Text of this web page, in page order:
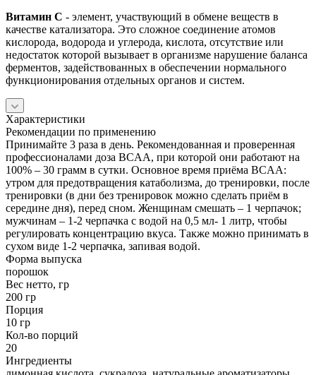
Витамин C - элемент, участвующий в обмене веществ в
качестве катализатора. Это сложное соединение атомов
кислорода, водорода и углерода, кислота, отсутствие или
недостаток которой вызывает в организме нарушение баланса
ферментов, задействованных в обеспечении нормального
функционирования отдельных органов и систем.
Характеристики
Рекомендации по применению
Принимайте 3 раза в день. Рекомендованная и проверенная
профессионалами доза BCAA, при которой они работают на
100% – 30 грамм в сутки. Основное время приёма BCAA:
утром для предотвращения катаболизма, до тренировки, после
тренировки (в дни без тренировок можно сделать приём в
середине дня), перед сном. Женщинам смешать – 1 черпачок;
мужчинам – 1-2 черпачка с водой на 0,5 мл- 1 литр, чтобы
регулировать концентрацию вкуса. Также можно принимать в
сухом виде 1-2 черпачка, запивая водой.
Форма выпуска
порошок
Вес нетто, гр
200 гр
Порция
10 гр
Кол-во порций
20
Ингредиенты